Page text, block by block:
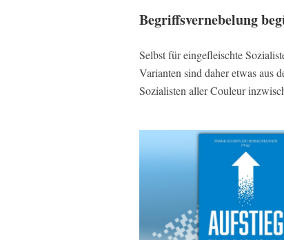
Begriffsvernebelung
Selbst für eingefleischte
Varianten sind daher etwas aus
Sozialisten aller Couleur